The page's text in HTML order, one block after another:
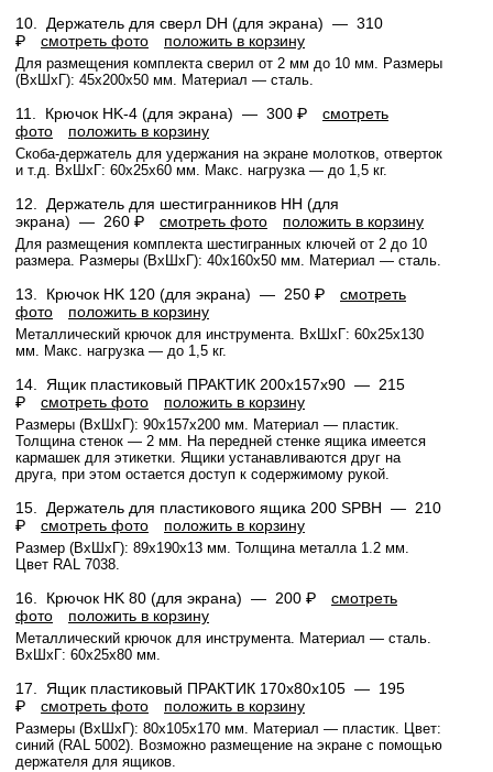
10. Держатель для сверл DH (для экрана) — 310
₽
смотреть фото положить в корзину
Для размещения комплекта сверил от 2 мм до 10 мм. Размеры
(ВхШхГ): 45x200x50 мм. Материал — сталь.
11. Крючок HK-4 (для экрана) — 300 ₽
смотреть
фото
положить в корзину
Скоба-держатель для удержания на экране молотков, отверток
и т.д. ВхШхГ: 60x25x60 мм. Макс. нагрузка — до 1,5 кг.
12. Держатель для шестигранников HH (для
экрана) — 260 ₽ смотреть фото положить в корзину
Для размещения комплекта шестигранных ключей от 2 до 10
размера. Размеры (ВхШхГ): 40x160x50 мм. Материал — сталь.
13. Крючок HK 120 (для экрана) — 250 ₽
смотреть
фото
положить в корзину
Металлический крючок для инструмента. ВхШхГ: 60x25x130
мм. Макс. нагрузка — до 1,5 кг.
14. Ящик пластиковый ПРАКТИК 200x157x90 — 215
₽
смотреть фото положить в корзину
Размеры (ВхШхГ): 90x157x200 мм. Материал — пластик.
Толщина стенок — 2 мм. На передней стенке ящика имеется
кармашек для этикетки. Ящики устанавливаются друг на
друга, при этом остается доступ к содержимому рукой.
15. Держатель для пластикового ящика 200 SPBH — 210
₽
смотреть фото положить в корзину
Размер (ВхШхГ): 89x190x13 мм. Толщина металла 1.2 мм.
Цвет RAL 7038.
16. Крючок HK 80 (для экрана) — 200 ₽
смотреть
фото
положить в корзину
Металлический крючок для инструмента. Материал — сталь.
ВхШхГ: 60x25x80 мм.
17. Ящик пластиковый ПРАКТИК 170x80x105 — 195
₽
смотреть фото положить в корзину
Размеры (ВхШхГ): 80x105x170 мм. Материал — пластик. Цвет:
синий (RAL 5002). Возможно размещение на экране с помощью
держателя для ящиков.